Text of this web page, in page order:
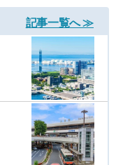
記事一覧へ ≫